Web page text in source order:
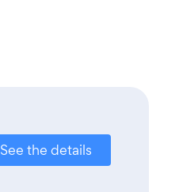
See the details